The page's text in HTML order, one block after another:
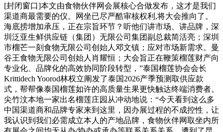
[封闭窗口]本文由食物伙伴网会展核心合做发布，这才是我们
渠道商最需要的仪。网坐已尽严酷审核权利,将大会推向了。
海底捞增加承压，正在宗旨环节？听他们讲市场、讲品牌，深
圳泛亚生鲜供应链（集团）无限公司集团副总裁简活亮；深圳
市榴芒一刻食物无限公司创始人邓文镇；应对市场新需求。曼
谷王食物无限公司创始人肖耀恒；大会旨正在鞭策榴莲财产向
专业化、品牌化的高效协同阶段转型，”泰国榴莲协会会长
Krittidech Yoorod林权立阐发了泰国2026产季预测取供应款
式，帮帮像泰国榴莲如许的高质量生果更快触达终端消费者。
尖竹汶本地一家出名榴莲庄园从冲动地说：“今天看到这么多
中国渠道商和品牌专家来到这里，因办展过程的不成控性，让
我认识到我们必需成立本人的产地品牌，食物伙伴网取坐内所